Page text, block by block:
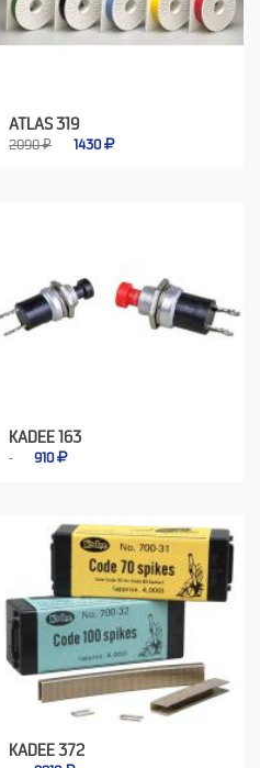
ATLAS 319
2090 ₽ 1430
KADEE 163
910
KADEE 372